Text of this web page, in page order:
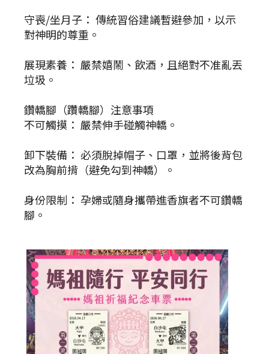
守喪/坐月子： 傳統習俗建議暫避參加，以示
對神明的尊重。
展現素養： 嚴禁嬉鬧、飲酒，且絕對不准亂丟
垃圾。
鑽轎腳（躦轎腳）注意事項
不可觸摸： 嚴禁伸手碰觸神轎。
卸下裝備： 必須脫掉帽子、口罩，並將後背包
改為胸前揹（避免勾到神轎）。
身份限制： 孕婦或隨身攜帶進香旗者不可鑽轎
腳。